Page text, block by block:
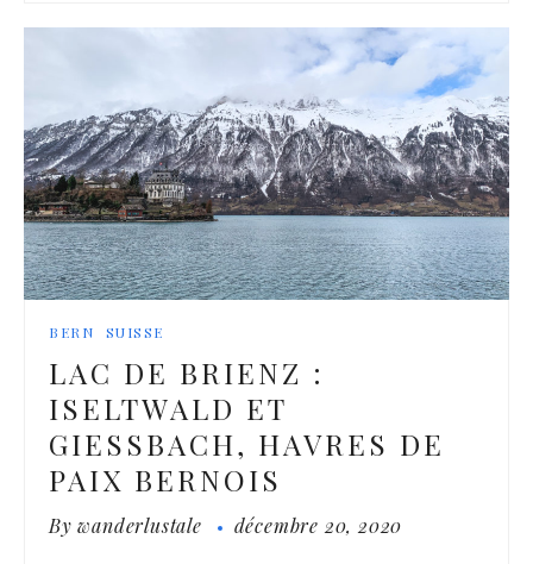
BERN SUISSE
LAC DE BRIENZ :
ISELTWALD ET
GIESSBACH, HAVRES DE
PAIX BERNOIS
Bywanderlustale décembre 20, 2020